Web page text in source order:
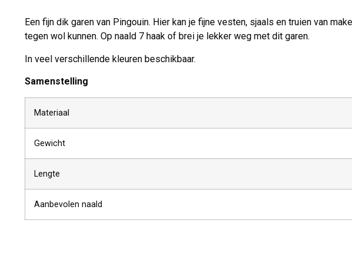
Een fijn dik garen van Pingouin. Hier kan je fijne vesten, sjaals en truien van
tegen wol kunnen. Op naald 7 haak of brei je lekker weg met dit garen.
In veel verschillende kleuren beschikbaar.
Samenstelling
Materiaal
Gewicht
Lengte
Aanbevolen naald